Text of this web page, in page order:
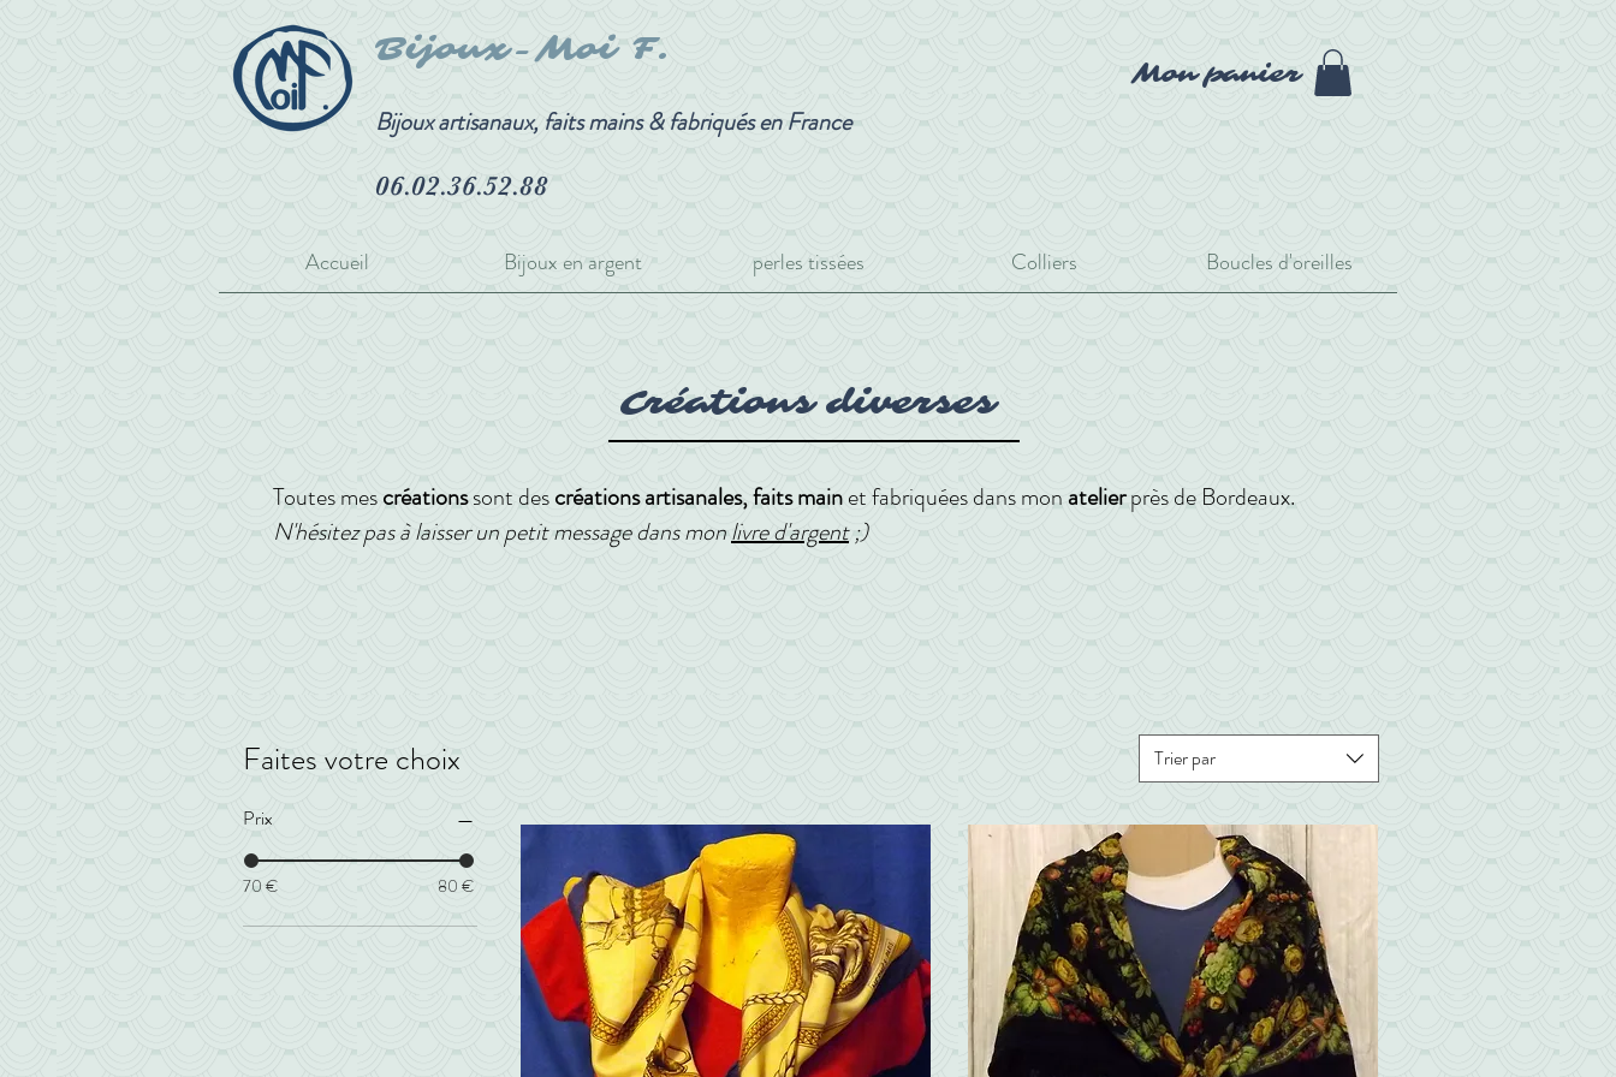
Bijoux-Moi F.
Bijoux artisanaux, faits mains & fabriqués en France
Mon panier
06.02.36.52.88
Accueil Bijoux en argent perles tissées Colliers Boucles d'oreilles
Créations diverses
Toutes mescréationssont descréations artisanales,faits mainet fabriquées dans mon atelierprès de Bordeaux.
N'hésitez pas à laisser un petit message dans monlivre d'argent;)
Faites votre choix
Prix
70 € 80 €
Trier par